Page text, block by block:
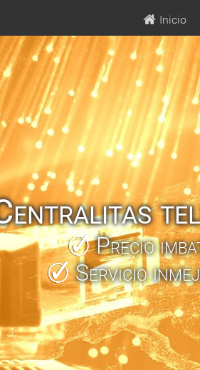
Inicio
Precio
Servicio